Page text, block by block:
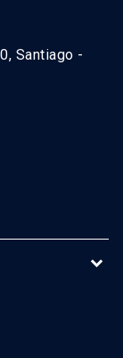
Santiago -